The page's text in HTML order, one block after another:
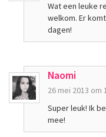
Wat een leuke
welkom. Er
dagen!
Naomi
26 mei 2013 om
Super leuk! Ik
mee!